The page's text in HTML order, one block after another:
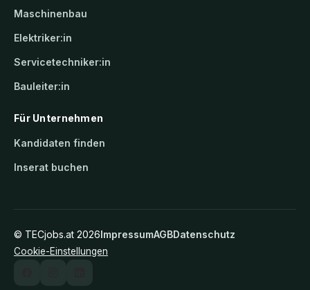
Maschinenbau
Elektriker:in
Servicetechniker:in
Bauleiter:in
Für Unternehmen
Kandidaten finden
Inserat buchen
© TECjobs.at 2026ImpressumAGBDatenschutz
Cookie-Einstellungen